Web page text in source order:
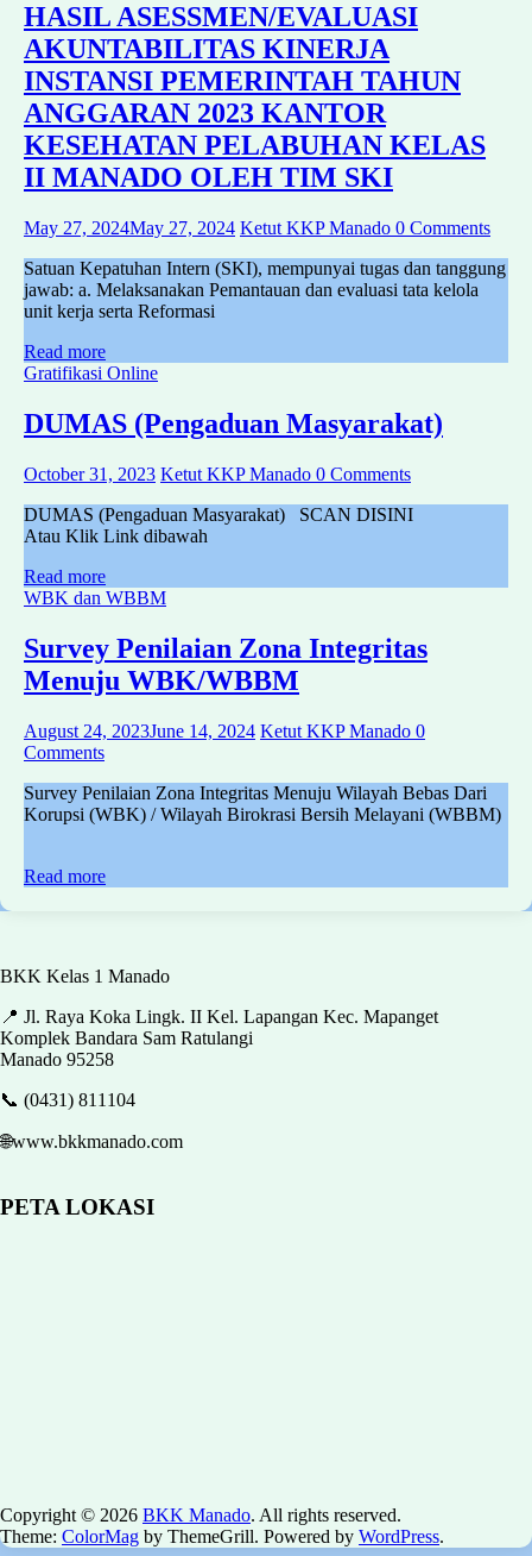
HASIL ASESSMEN/EVALUASI
AKUNTABILITAS KINERJA
INSTANSI PEMERINTAH TAHUN
ANGGARAN 2023 KANTOR
KESEHATAN PELABUHAN KELAS
II MANADO OLEH TIM SKI
May 27, 2024May 27, 2024 Ketut KKP Manado 0 Comments
Satuan Kepatuhan Intern (SKI), mempunyai tugas dan tanggung
jawab: a. Melaksanakan Pemantauan dan evaluasi tata kelola
unit kerja serta Reformasi
Read more
Gratifikasi Online
DUMAS (Pengaduan Masyarakat)
October 31, 2023 Ketut KKP Manado 0 Comments
DUMAS (Pengaduan Masyarakat) SCAN DISINI
Atau Klik Link dibawah
Read more
WBK dan WBBM
Survey Penilaian Zona Integritas
Menuju WBK/WBBM
August 24, 2023June 14, 2024 Ketut KKP Manado 0
Comments
Survey Penilaian Zona Integritas Menuju Wilayah Bebas Dari
Korupsi (WBK) / Wilayah Birokrasi Bersih Melayani (WBBM)
Read more
BKK Kelas 1 Manado
📍 Jl. Raya Koka Lingk. II Kel. Lapangan Kec. Mapanget
Komplek Bandara Sam Ratulangi
Manado 95258
📞 (0431) 811104
🌐www.bkkmanado.com
PETA LOKASI
Copyright © 2026 BKK Manado. All rights reserved.
Theme: ColorMag by ThemeGrill. Powered by WordPress.